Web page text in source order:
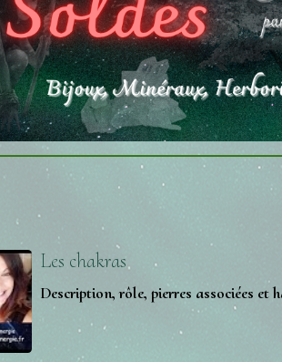
Les chakras
Description, rôle, pierres associées et